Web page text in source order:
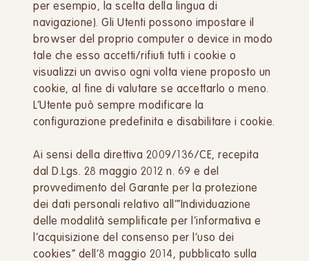
per esempio, la scelta della lingua di
navigazione). Gli Utenti possono impostare il
browser del proprio computer o device in modo
tale che esso accetti/rifiuti tutti i cookie o
visualizzi un avviso ogni volta viene proposto un
cookie, al fine di valutare se accettarlo o meno.
L’Utente può sempre modificare la
configurazione predefinita e disabilitare i cookie.
Ai sensi della direttiva 2009/136/CE, recepita
dal D.Lgs. 28 maggio 2012 n. 69 e del
provvedimento del Garante per la protezione
dei dati personali relativo all’“Individuazione
delle modalità semplificate per l’informativa e
l’acquisizione del consenso per l’uso dei
cookies” dell’8 maggio 2014, pubblicato sulla